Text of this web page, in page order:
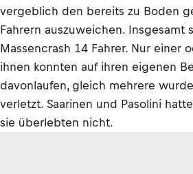
vergeblich den bereits zu Boden
Fahrern auszuweichen. Insgesamt
Massencrash 14 Fahrer. Nur einer
ihnen konnten auf ihren eigenen
davonlaufen, gleich mehrere
verletzt. Saarinen und Pasolini
sie überlebten nicht.